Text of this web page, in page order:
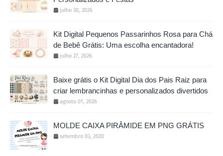
julho 30, 2026
Kit Digital Pequenos Passarinhos Rosa para Chá
de Bebê Grátis: Uma escolha encantadora!
julho 27, 2026
Baixe grátis o Kit Digital Dia dos Pais Raiz para
criar lembrancinhas e personalizados divertidos
agosto 01, 2026
MOLDE CAIXA PIRÂMIDE EM PNG GRÁTIS
setembro 03, 2020